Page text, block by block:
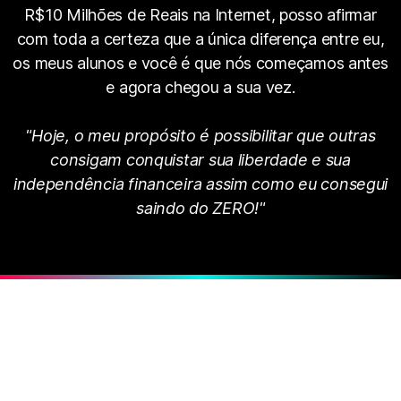
R$10 Milhões de Reais na Internet, posso afirmar
com toda a certeza que a única diferença entre eu,
os meus alunos e você é que nós começamos antes
e agora chegou a sua vez.
"Hoje, o meu propósito é possibilitar que outras
consigam conquistar sua liberdade e sua
independência financeira assim como eu consegui
saindo do ZERO!"